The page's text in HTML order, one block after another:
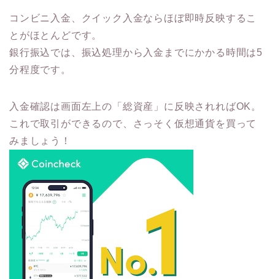
コンビニ入金、クイック入金ならほぼ即時反映するこ
とがほとんどです。
銀行振込では、振込処理から入金までにかかる時間は5
分程度です。
入金確認は画面左上の「総資産」に反映されればOK。
これで取引ができるので、さっそく仮想通貨を買って
みましょう！